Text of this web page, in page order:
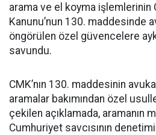
arama ve el koyma işlemlerinin
Kanunu’nun 130. maddesinde
öngörülen özel güvencelere
savundu.
CMK’nın 130. maddesinin
aramalar bakımından özel
çekilen açıklamada, aramanın
Cumhuriyet savcısının